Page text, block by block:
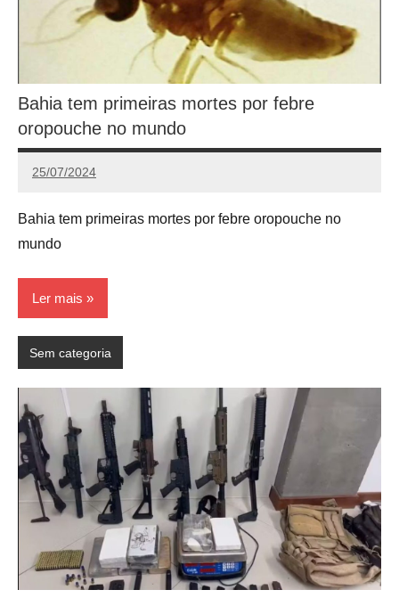
Bahia tem primeiras mortes por febre
oropouche no mundo
25/07/2024
Redação
Bahia tem primeiras mortes por febre oropouche no
mundo
Ler mais
Sem categoria